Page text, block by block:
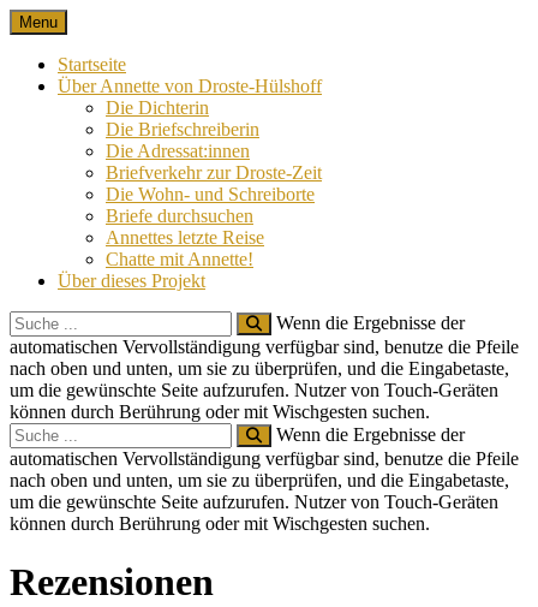
Skip
to
content
Nach 100 Jahren
Annette von Droste-Hülshoff in Briefen
Menu
Startseite
Über Annette von Droste-Hülshoff
Die Dichterin
Die Briefschreiberin
Die Adressat:innen
Briefverkehr zur Droste-Zeit
Die Wohn- und Schreiborte
Briefe durchsuchen
Annettes letzte Reise
Chatte mit Annette!
Über dieses Projekt
Search
for:
Wenn die Ergebnisse der
automatischen Vervollständigung verfügbar sind, benutze die Pfeile
nach oben und unten, um sie zu überprüfen, und die Eingabetaste,
um die gewünschte Seite aufzurufen. Nutzer von Touch-Geräten
können durch Berührung oder mit Wischgesten suchen.
Search
for:
Wenn die Ergebnisse der
automatischen Vervollständigung verfügbar sind, benutze die Pfeile
nach oben und unten, um sie zu überprüfen, und die Eingabetaste,
um die gewünschte Seite aufzurufen. Nutzer von Touch-Geräten
können durch Berührung oder mit Wischgesten suchen.
Site
Overlay
Rezensionen